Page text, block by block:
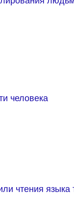
человека
чтения языка